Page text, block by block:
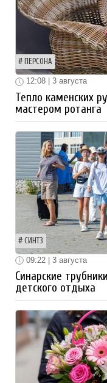
ПЕРСОНА
12:08 | 3 августа
Тепло каменских
мастером ротанга
СИНТЗ
09:22 | 3 августа
Синарские
детского отдыха